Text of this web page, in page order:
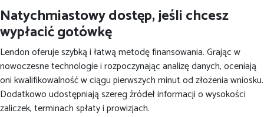
Natychmiastowy dostęp, jeśli chcesz
wypłacić gotówkę
Lendon oferuje szybką i łatwą metodę finansowania. Grając w
nowoczesne technologie i rozpoczynając analizę danych, oceniają
oni kwalifikowalność w ciągu pierwszych minut od złożenia wniosku.
Dodatkowo udostępniają szereg źródeł informacji o wysokości
zaliczek, terminach spłaty i prowizjach.